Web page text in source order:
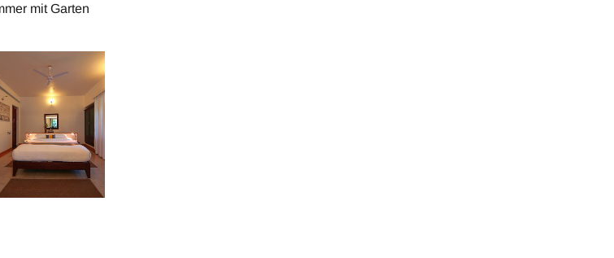
mit Garten